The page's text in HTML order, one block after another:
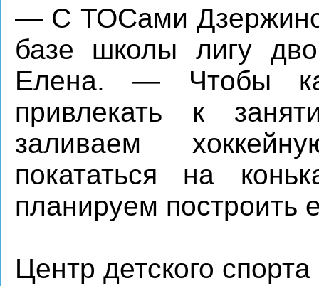
— С ТОСами
базе школы лигу
Елена. — Чтобы
привлекать к
заливаем
покататься на
планируем построить
Центр детского спорта